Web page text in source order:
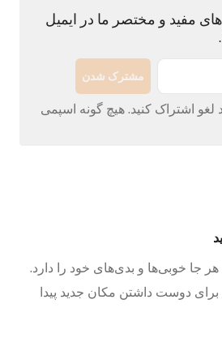
مفید و مختصر ما در ایمیل
مشترک شدن
لغو اشتراک کنید. هیچ گونه اسپمی
هر جا خوبی‌ها و بدی‌های خود را دارد.
برای دوست داشتن مکان جدید پیدا